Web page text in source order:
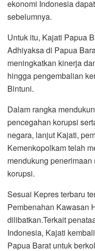
ekonomi Indonesia
sebelumnya.
Untuk itu, Kajati Papua
Adhiyaksa di Papua
meningkatkan kinerja
hingga pengembalian
Bintuni.
Dalam rangka
pencegahan korupsi
negara, lanjut Kajati,
Kemenkopolkam telah
mendukung
korupsi.
Sesuai Kepres terbaru
Pembenahan Kawasan
dilibatkan.Terkait
Indonesia, Kajati
Papua Barat untuk